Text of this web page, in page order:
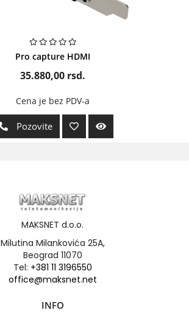
Pro capture HDMI
35.880,00 rsd.
Cena je bez PDV-a
Pozovite
MAKSNET d.o.o.
Milutina Milankovića 25A,
Beograd 11070
Tel: +381 11 3196550
office@maksnet.net
INFO